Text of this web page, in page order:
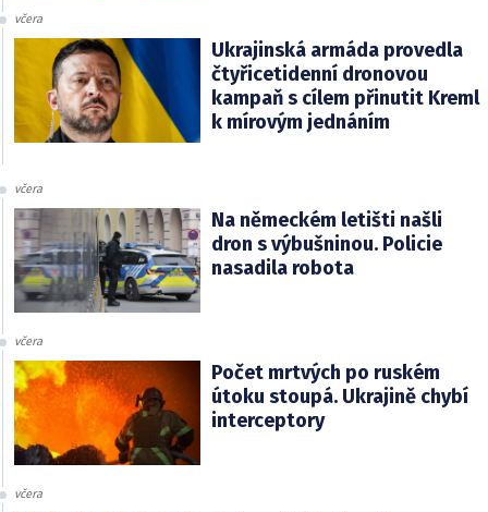
včera
Ukrajinská armáda provedla
čtyřicetidenní dronovou
kampaň s cílem přinutit Kreml
k mírovým jednáním
včera
Na německém letišti našli
dron s výbušninou. Policie
nasadila robota
včera
Počet mrtvých po ruském
útoku stoupá. Ukrajině chybí
interceptory
včera